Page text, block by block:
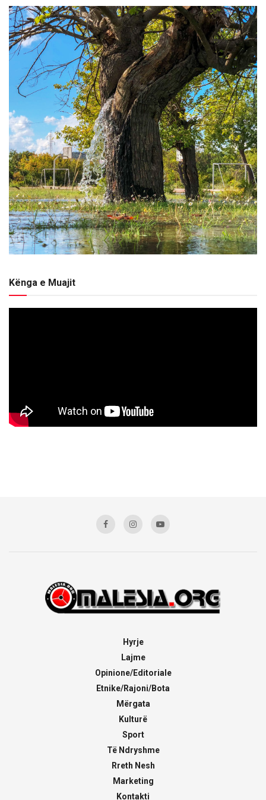
Kënga e Muajit
Hyrje
Lajme
Opinione/Editoriale
Etnike/Rajoni/Bota
Mërgata
Kulturë
Sport
Të Ndryshme
Rreth Nesh
Marketing
Kontakti